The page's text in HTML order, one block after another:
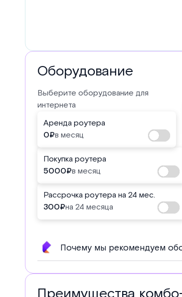
Оборудование
Выберите оборудование для
интернета
Аренда роутера
0₽в месяц
Покупка роутера
5000₽в месяц
Рассрочка роутера на 24 мес.
300₽на 24 месяца
Почему мы рекомендуем